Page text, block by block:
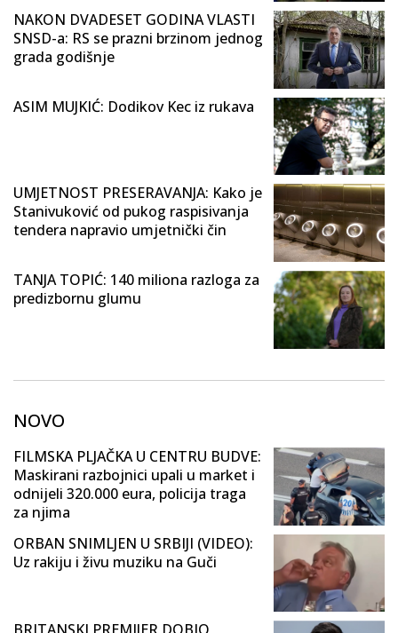
NAKON DVADESET GODINA VLASTI
SNSD-a: RS se prazni brzinom jednog
grada godišnje
ASIM MUJKIĆ: Dodikov Kec iz rukava
UMJETNOST PRESERAVANJA: Kako je
Stanivuković od pukog raspisivanja
tendera napravio umjetnički čin
TANJA TOPIĆ: 140 miliona razloga za
predizbornu glumu
NOVO
FILMSKA PLJAČKA U CENTRU BUDVE:
Maskirani razbojnici upali u market i
odnijeli 320.000 eura, policija traga
za njima
ORBAN SNIMLJEN U SRBIJI (VIDEO):
Uz rakiju i živu muziku na Guči